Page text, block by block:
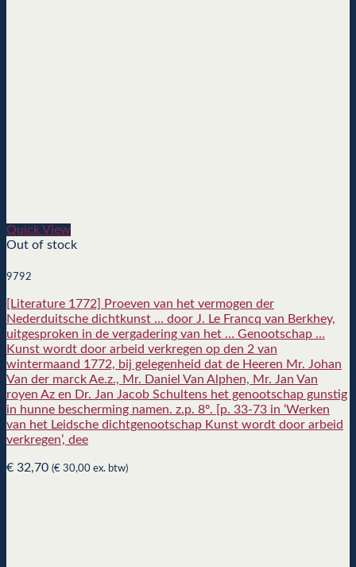
Quick View
Out of stock
9792
[Literature 1772] Proeven van het vermogen der
Nederduitsche dichtkunst … door J. Le Francq van Berkhey,
uitgesproken in de vergadering van het … Genootschap …
Kunst wordt door arbeid verkregen op den 2 van
wintermaand 1772, bij gelegenheid dat de Heeren Mr. Johan
Van der marck Ae.z., Mr. Daniel Van Alphen, Mr. Jan Van
royen Az en Dr. Jan Jacob Schultens het genootschap gunstig
in hunne bescherming namen. z.p. 8º. [p. 33-73 in ‘Werken
van het Leidsche dichtgenootschap Kunst wordt door arbeid
verkregen’, dee
€ 32,70 (€ 30,00 ex. btw)